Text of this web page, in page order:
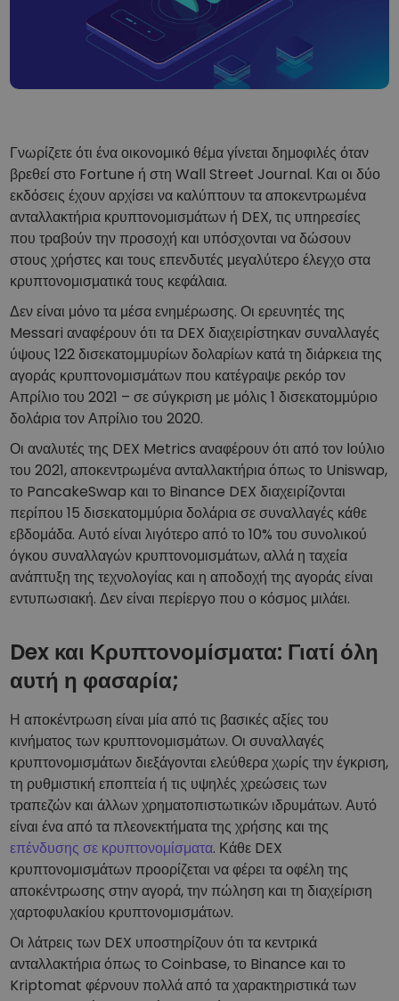
Ευφυή χαρτοφυλάκια
Επενδύστε έξυπνα σε κρυπτονομίσματα
Πορτοφόλι του Kriptomat
Ένα ασφαλές και απλό πορτοφόλι κρυπτονομισμάτων
KriptoEarn
Κερδίστε ανταμοιβές στα κρυπτονομίσματά σας
Χρηματοκιβώτιο
Αποταμιεύστε κρυπτονομίσματα για το μέλλον σας
Επαναλαμβανόμενη αγορά
Ειδοποιήσεις Τιμών
Ενημερώσεις τιμών σε πραγματικό χρόνο για τα αγαπημένα σας
Εξερεύνηση επενδύσεων
Ανακαλύψτε επενδυτικές ευκαιρίες
Ανάλυση χαρτοφυλακίου
Έξυπνες πληροφορίες για βέλτιστη απόδοση
Γνωρίζετε ότι ένα οικονομικό θέμα γίνεται δημοφιλές όταν
βρεθεί στο Fortune ή στη Wall Street Journal. Και οι δύο
εκδόσεις έχουν αρχίσει να καλύπτουν τα αποκεντρωμένα
ανταλλακτήρια κρυπτονομισμάτων ή DEX, τις υπηρεσίες
που τραβούν την προσοχή και υπόσχονται να δώσουν
στους χρήστες και τους επενδυτές μεγαλύτερο έλεγχο στα
κρυπτονομισματικά τους κεφάλαια.
Δεν είναι μόνο τα μέσα ενημέρωσης. Οι ερευνητές της
Messari αναφέρουν ότι τα DEX διαχειρίστηκαν συναλλαγές
ύψους 122 δισεκατομμυρίων δολαρίων κατά τη διάρκεια της
αγοράς κρυπτονομισμάτων που κατέγραψε ρεκόρ τον
Απρίλιο του 2021 – σε σύγκριση με μόλις 1 δισεκατομμύριο
δολάρια τον Απρίλιο του 2020.
Οι αναλυτές της DEX Metrics αναφέρουν ότι από τον Ιούλιο
του 2021, αποκεντρωμένα ανταλλακτήρια όπως το Uniswap,
το PancakeSwap και το Binance DEX διαχειρίζονται
περίπου 15 δισεκατομμύρια δολάρια σε συναλλαγές κάθε
εβδομάδα. Αυτό είναι λιγότερο από το 10% του συνολικού
όγκου συναλλαγών κρυπτονομισμάτων, αλλά η ταχεία
ανάπτυξη της τεχνολογίας και η αποδοχή της αγοράς είναι
εντυπωσιακή. Δεν είναι περίεργο που ο κόσμος μιλάει.
Dex και Κρυπτονομίσματα: Γιατί όλη
αυτή η φασαρία;
Η αποκέντρωση είναι μία από τις βασικές αξίες του
κινήματος των κρυπτονομισμάτων. Οι συναλλαγές
κρυπτονομισμάτων διεξάγονται ελεύθερα χωρίς την έγκριση,
τη ρυθμιστική εποπτεία ή τις υψηλές χρεώσεις των
τραπεζών και άλλων χρηματοπιστωτικών ιδρυμάτων. Αυτό
είναι ένα από τα πλεονεκτήματα της χρήσης και της
επένδυσης σε κρυπτονομίσματα. Κάθε DEX
κρυπτονομισμάτων προορίζεται να φέρει τα οφέλη της
αποκέντρωσης στην αγορά, την πώληση και τη διαχείριση
χαρτοφυλακίου κρυπτονομισμάτων.
Οι λάτρεις των DEX υποστηρίζουν ότι τα κεντρικά
ανταλλακτήρια όπως το Coinbase, το Binance και το
Kriptomat φέρνουν πολλά από τα χαρακτηριστικά των